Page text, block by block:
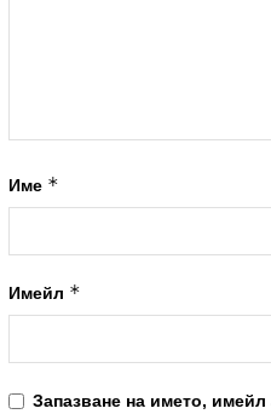
Име *
Имейл *
Запазване на името,